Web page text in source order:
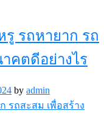
รู รถหายาก รถ
คตดีอย่างไร
by admin